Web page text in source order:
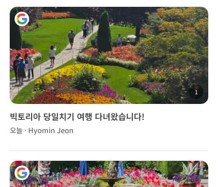
1
빅토리아 당일치기 여행 다녀왔습니다!
오늘 · Hyomin Jeon